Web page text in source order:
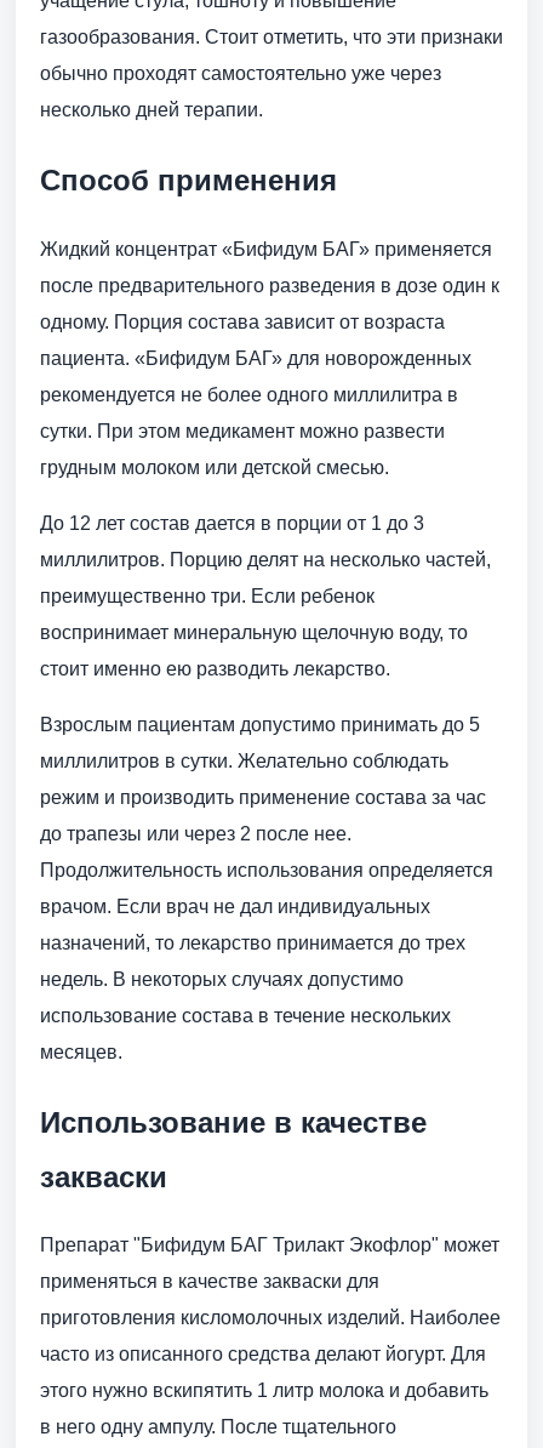
газообразования. Стоит отметить, что эти признаки
обычно проходят самостоятельно уже через
несколько дней терапии.
Способ применения
Жидкий концентрат «Бифидум БАГ» применяется
после предварительного разведения в дозе один к
одному. Порция состава зависит от возраста
пациента. «Бифидум БАГ» для новорожденных
рекомендуется не более одного миллилитра в
сутки. При этом медикамент можно развести
грудным молоком или детской смесью.
До 12 лет состав дается в порции от 1 до 3
миллилитров. Порцию делят на несколько частей,
преимущественно три. Если ребенок
воспринимает минеральную щелочную воду, то
стоит именно ею разводить лекарство.
Взрослым пациентам допустимо принимать до 5
миллилитров в сутки. Желательно соблюдать
режим и производить применение состава за час
до трапезы или через 2 после нее.
Продолжительность использования определяется
врачом. Если врач не дал индивидуальных
назначений, то лекарство принимается до трех
недель. В некоторых случаях допустимо
использование состава в течение нескольких
месяцев.
Использование в качестве
закваски
Препарат "Бифидум БАГ Трилакт Экофлор" может
применяться в качестве закваски для
приготовления кисломолочных изделий. Наиболее
часто из описанного средства делают йогурт. Для
этого нужно вскипятить 1 литр молока и добавить
в него одну ампулу. После тщательного